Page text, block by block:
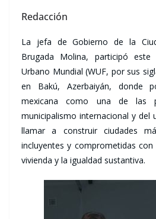
Redacción
La jefa de Gobierno de la
Brugada Molina, participó
Urbano Mundial (WUF, por sus
en Bakú, Azerbaiyán, donde
mexicana como una de las
municipalismo internacional y del
llamar a construir ciudades
incluyentes y comprometidas
vivienda y la igualdad sustantiva.